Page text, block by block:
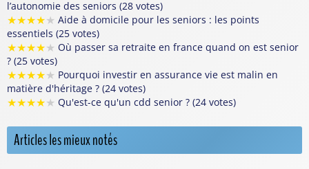
l’autonomie des seniors (28 votes)
★★★★★ Aide à domicile pour les seniors : les points
essentiels (25 votes)
★★★★★ Où passer sa retraite en france quand on est senior
? (25 votes)
★★★★★ Pourquoi investir en assurance vie est malin en
matière d'héritage ? (24 votes)
★★★★★ Qu'est-ce qu'un cdd senior ? (24 votes)
Articles les mieux notés